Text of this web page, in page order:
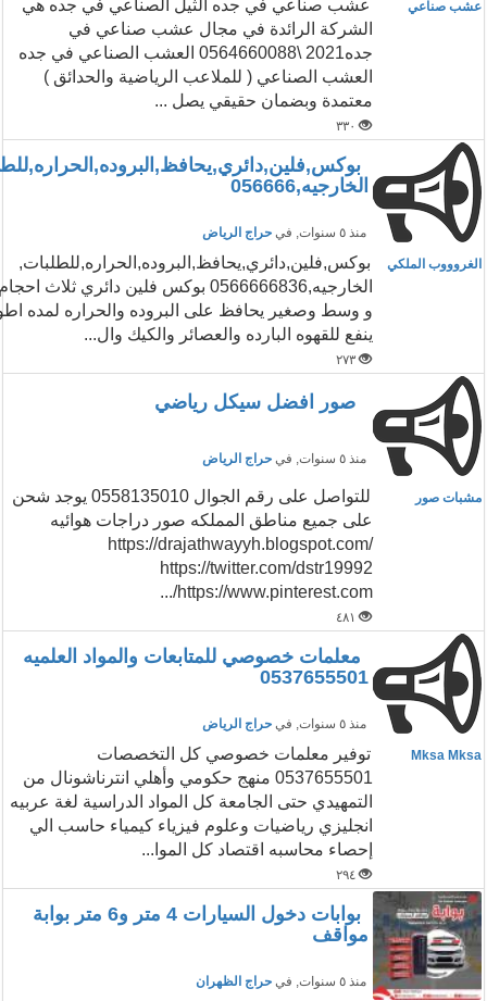
عشب صناعي
عشب صناعي في جده الثيل الصناعي في جده هي
الشركة الرائدة في مجال عشب صناعي في
جده2021 \0564660088 العشب الصناعي في جده
العشب الصناعي ( للملاعب الرياضية والحدائق )
معتمدة وبضمان حقيقي يصل ...
٣٣٠
الخارجيه,056666
منذ ٥ سنوات , في حراج الرياض
الغروووب الملكي
بوكس,فلين,دائري,يحافظ,البروده,الحراره,للطلبات,
الخارجيه,0566666836 بوكس فلين دائري ثلاث
و وسط وصغير يحافظ على البروده والحراره لمده
ينفع للقهوه البارده والعصائر والكيك وال...
٢٧٣
صور افضل سيكل رياضي
منذ ٥ سنوات , في حراج الرياض
مشبات صور
للتواصل على رقم الجوال 0558135010 يوجد شحن
على جميع مناطق المملكه صور دراجات هوائيه
https://drajathwayyh.blogspot.com/
https://twitter.com/dstr19992
https://www.pinterest.com/...
٤٨١
معلمات خصوصي للمتابعات والمواد العلميه
0537655501
منذ ٥ سنوات , في حراج الرياض
Mksa Mksa
توفير معلمات خصوصي كل التخصصات
0537655501 منهج حكومي وأهلي انترناشونال من
التمهيدي حتى الجامعة كل المواد الدراسية لغة عربيه
انجليزي رياضيات وعلوم فيزياء كيمياء حاسب الي
إحصاء محاسبه اقتصاد كل الموا...
٢٩٤
بوابات دخول السيارات 4 متر و6 متر بوابة
مواقف
منذ ٥ سنوات , في حراج الظهران